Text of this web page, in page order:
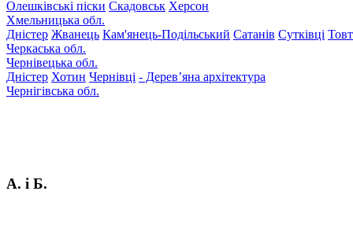
Олешківські піски Скадовськ Херсон
Хмельницька обл.
Дністер Жванець Кам'янець-Подільський Сатанів Сутківці
Черкаська обл.
Чернівецька обл.
Дністер Хотин Чернівці - Дерев’яна архітектура
Чернігівська обл.
А. і Б.